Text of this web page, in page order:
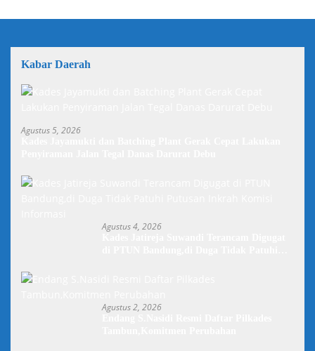
Kabar Daerah
Agustus 5, 2026
Agustus 4, 2026
Agustus 2, 2026